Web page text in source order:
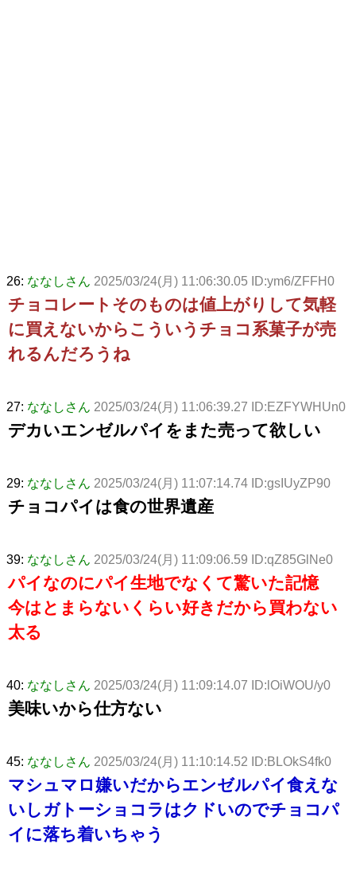
26: ななしさん 2025/03/24(月) 11:06:30.05 ID:ym6/ZFFH0
チョコレートそのものは値上がりして気軽
に買えないからこういうチョコ系菓子が売
れるんだろうね
27: ななしさん 2025/03/24(月) 11:06:39.27 ID:EZFYWHUn0
デカいエンゼルパイをまた売って欲しい
29: ななしさん 2025/03/24(月) 11:07:14.74 ID:gsIUyZP90
チョコパイは食の世界遺産
39: ななしさん 2025/03/24(月) 11:09:06.59 ID:qZ85GlNe0
パイなのにパイ生地でなくて驚いた記憶
今はとまらないくらい好きだから買わない
太る
40: ななしさん 2025/03/24(月) 11:09:14.07 ID:lOiWOU/y0
美味いから仕方ない
45: ななしさん 2025/03/24(月) 11:10:14.52 ID:BLOkS4fk0
マシュマロ嫌いだからエンゼルパイ食えな
いしガトーショコラはクドいのでチョコパ
イに落ち着いちゃう